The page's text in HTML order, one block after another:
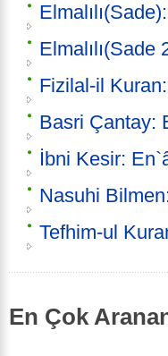
Elmalılı(Sade
Fizilal-il
Basri Çantay:
İbni Kesir:
Nasuhi
Tefhim-ul
En Çok